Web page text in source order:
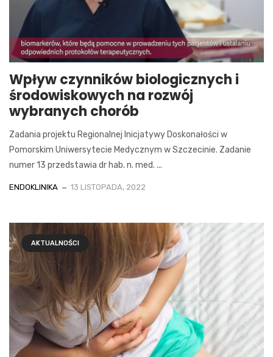
Wpływ czynników biologicznych i
środowiskowych na rozwój
wybranych chorób
Zadania projektu Regionalnej Inicjatywy Doskonałości w
Pomorskim Uniwersytecie Medycznym w Szczecinie. Zadanie
numer 13 przedstawia dr hab. n. med. ...
ENDOKLINIKA 13 LISTOPADA, 2022
AKTUALNOŚCI